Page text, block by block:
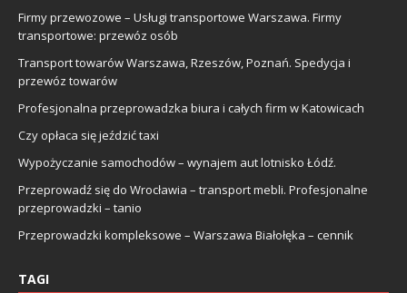
Firmy przewozowe – Usługi transportowe Warszawa. Firmy
transportowe: przewóz osób
Transport towarów Warszawa, Rzeszów, Poznań. Spedycja i
przewóz towarów
Profesjonalna przeprowadzka biura i całych firm w Katowicach
Czy opłaca się jeździć taxi
Wypożyczanie samochodów – wynajem aut lotnisko Łódź.
Przeprowadź się do Wrocławia – transport mebli. Profesjonalne
przeprowadzki – tanio
Przeprowadzki kompleksowe – Warszawa Białołęka – cennik
TAGI